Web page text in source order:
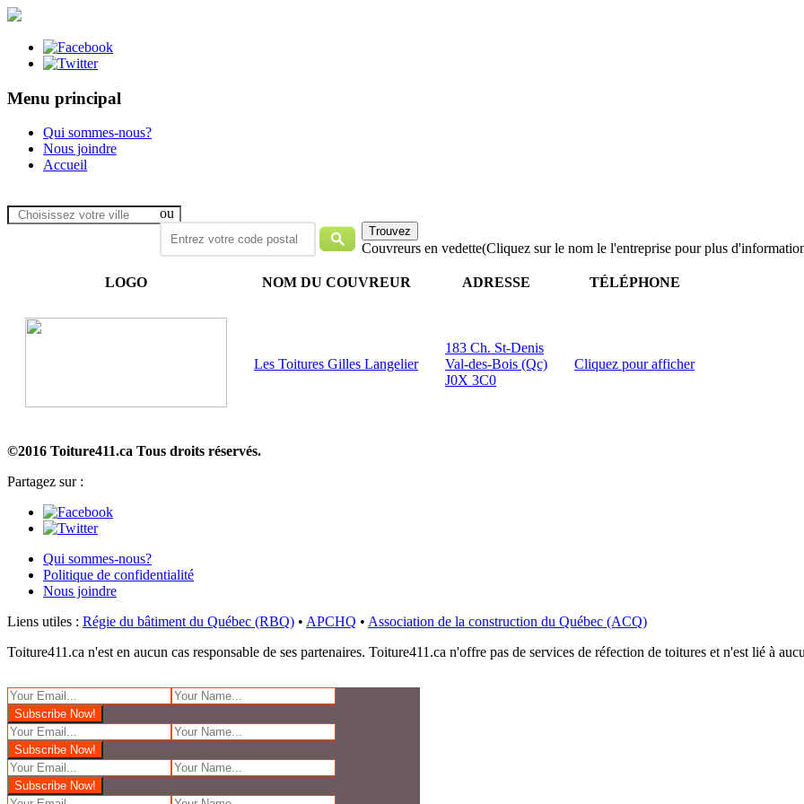
Menu principal
Qui sommes-nous?
Nous joindre
Accueil
ou
Couvreurs en vedette(Cliquez sur le nom le l'entreprise pour plus
LOGO NOM DU COUVREUR ADRESSE TÉLÉPHONE
Les Toitures Gilles Langelier
183 Ch. St-Denis
Val-des-Bois (Qc)
J0X 3C0
Cliquez pour afficher
©2016 Toiture411.ca Tous droits réservés.
Partagez sur :
Qui sommes-nous?
Politique de confidentialité
Nous joindre
Liens utiles : Régie du bâtiment du Québec (RBQ) • APCHQ • Association de la construction du Québec (ACQ)
Toiture411.ca n'est en aucun cas responsable de ses partenaires. Toiture411.ca n'offre pas de services de réfection de toitures et n'est lié à